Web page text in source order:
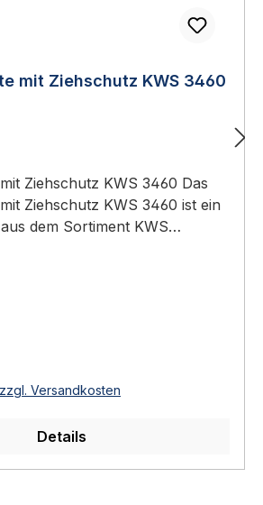
mit Ziehschutz KWS 3460
Ziehschutz KWS 3460 Das
Ziehschutz KWS 3460 ist ein
dem Sortiment KWS
Schieberosette mit
aus
Sicherheitsbeschläge gegen
Für Außentüren,
Versandkosten
Details